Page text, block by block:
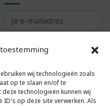
wij technologieën zoals
op te slaan en/of te
technologieën kunnen wij
op deze site verwerken. Als